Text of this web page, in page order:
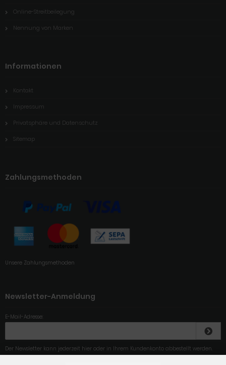
Online-Streitbeilegung
Nennung von Marken
Informationen
Kontakt
Impressum
Privatsphäre und Datenschutz
Sitemap
Zahlungsmethoden
Unsere Zahlungsmethoden
Newsletter-Anmeldung
E-Mail-Adresse:
Der Newsletter kann jederzeit hier oder in Ihrem Kundenkonto abbestellt werden.